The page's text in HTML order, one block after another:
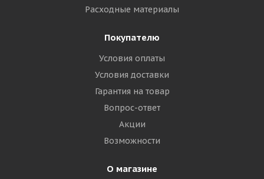
Расходные материалы
Покупателю
Условия оплаты
Условия доставки
Гарантия на товар
Вопрос-ответ
Акции
Возможности
О магазине